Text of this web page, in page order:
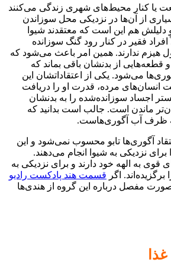
یا کنار محیط‌های شهری زندگی می‌کنند
از آن‌ها در نزدیکی محل سوزاندن
دلیلش هم این است که معتقدند شیوا
فقیر در کنار رود گنگ سوزانده
هیزم ندارند. همین امر باعث می‌شود که
از بدنشان باقی بماند که
می‌شود. یکی از اعتقاداتشان این
انسان‌های مرده، قدرت او را دریافت
اجساد سوزانده‌شده را به بدنشان
ماندن است. جالب است بدانید که
ظرف آب آگوری‌هاست.
آگوری‌ها تابو محسوب نمی‌شود و این
نزدیکی به شیوا انجام می‌دهند.
قوی به الهه خود دارند و برای نزدیکی به
برگزیده‌اند. اگر قسمت هند پادکست رادیو
مفصل درباره این گروه از هندی‌ها